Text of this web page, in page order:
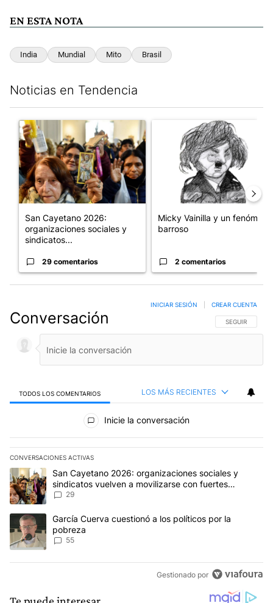
EN ESTA NOTA
India Mundial Mito Brasil
Noticias en Tendencia
Un artículo de tendencia con el título "San Cayetano 2026:
San Cayetano 2026:
organizaciones sociales y
sindicatos...
29 comentarios
Un artículo de tendencia
Micky Vainilla y un fenómeno
barroso
2 comentarios
Conversación SIGA ESTA
SEGUIR
INICIAR SESIÓN CREAR CUENTA
TODOS LOS COMENTARIOS LOS MÁS RECIENTES
Todos los comentarios
Inicie la conversación
CONVERSACIONES ACTIVAS
Este listado muestra los artículos con más comentarios en los
Un artículo de tendencia con el título "San Cayetano 2026:
San Cayetano 2026: organizaciones sociales y
sindicatos vuelven a movilizarse con fuertes
reclamos al Gobierno
29
Un artículo de tendencia con el título "García Cuerva cuestionó
García Cuerva cuestionó a los políticos por la
pobreza
55
Gestionado por